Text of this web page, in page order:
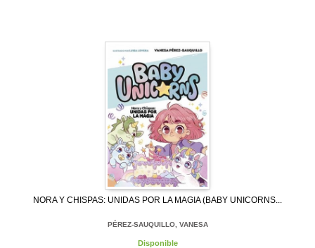
NORA Y CHISPAS: UNIDAS POR LA MAGIA (BABY UNICORNS...
PÉREZ-SAUQUILLO, VANESA
Disponible